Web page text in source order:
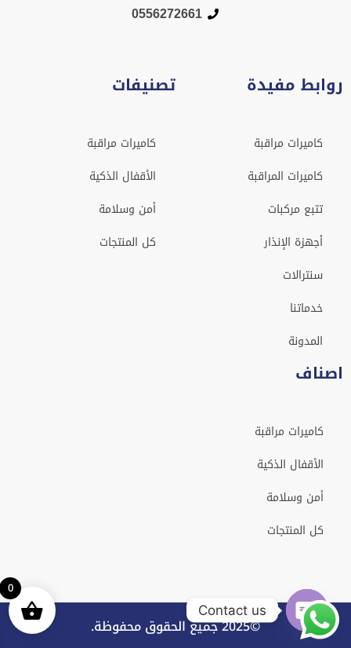
0556272661
روابط مفيدة
كاميرات مراقبة
كاميرات المراقبة
تتبع مركبات
أجهزة الإنذار
سنترالات
خدماتنا
المدونة
تصنيفات
كاميرات مراقبة
الأقفال الذكية
أمن وسلامة
كل المنتجات
اصناف
كاميرات مراقبة
الأقفال الذكية
أمن وسلامة
كل المنتجات
©2025 جميع الحقوق محفوظة.
0
Contact us
Open chaty